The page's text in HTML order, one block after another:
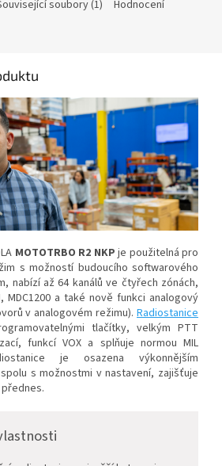
soubory (1) Hodnocení
MOTOTRBO R2 NKPje použitelná pro
s možností budoucího softwarového
nabízí až 64 kanálů ve čtyřech zónách,
MDC1200 a také nově funkci analogový
v analogovém režimu). Radiostanice
tlačítky, velkým PTT
funkcí VOX a splňuje normou MIL
je osazena výkonnějším
s možnostmi v nastavení, zajišťuje